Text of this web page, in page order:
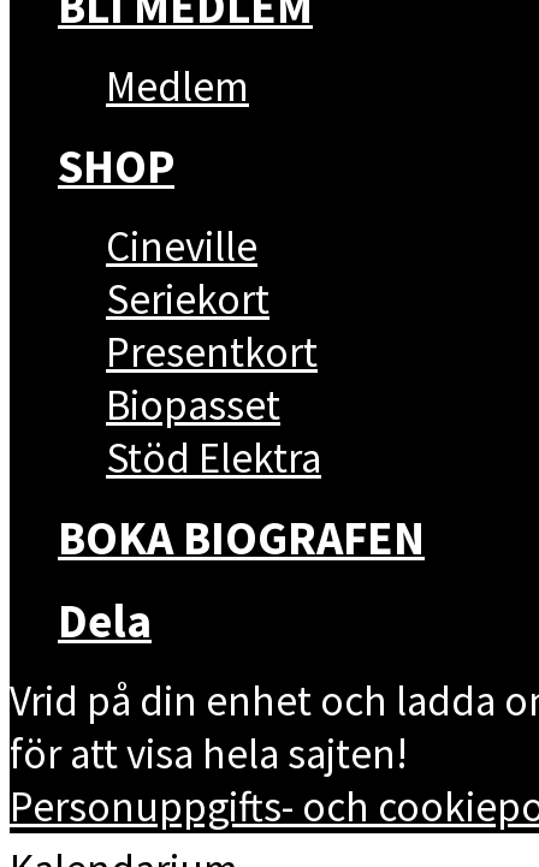
Medlem
SHOP
Cineville
Seriekort
Presentkort
Biopasset
Stöd Elektra
BOKA BIOGRAFEN
Dela
Vrid på din enhet och ladda
för att visa hela sajten!
Personuppgifts- och